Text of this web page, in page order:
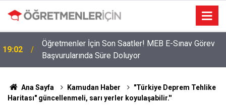
19:02
Öğretmenler İçin Son Saatler! MEB E-Sınav Görev
Başvurularında Süre Doluyor
2026 Atama Sinyali Verildi: İşte MEB’in En Çok
Ana Sayfa Kamudan Haber
"Türkiye Deprem Tehlike
Haritası" güncellenmeli, sarı yerler koyulaşabilir.''